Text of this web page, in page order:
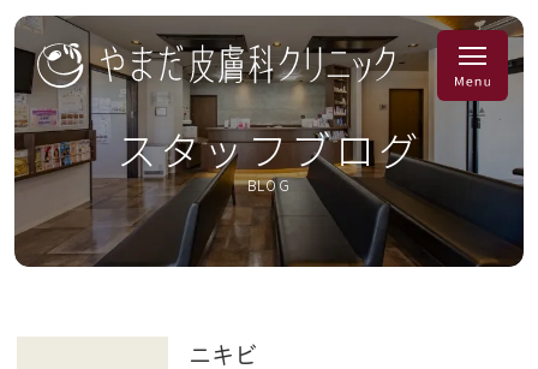
スタッフブログ
BLOG
ニキビ